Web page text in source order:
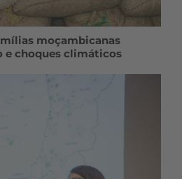
moçambicanas
e choques climáticos